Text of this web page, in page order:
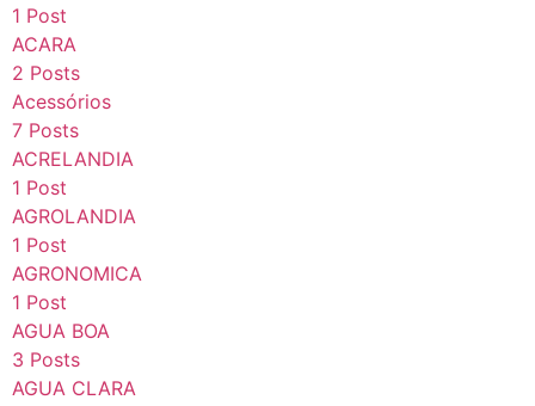
1 Post
ACARA
2 Posts
Acessórios
7 Posts
ACRELANDIA
1 Post
AGROLANDIA
1 Post
AGRONOMICA
1 Post
AGUA BOA
3 Posts
AGUA CLARA